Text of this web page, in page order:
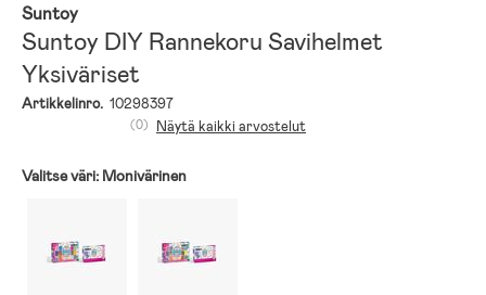
Suntoy
Suntoy DIY Rannekoru Savihelmet
Yksiväriset
Artikkelinro. 10298397
(0) Näytä kaikki arvostelut
Valitse väri: Monivärinen